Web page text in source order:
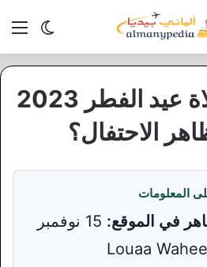
الوضع
متى موعد صلاة عيد الفطر 2023
الاحتفال؟
المعلومات
في الموقع:
15 نوفمبر